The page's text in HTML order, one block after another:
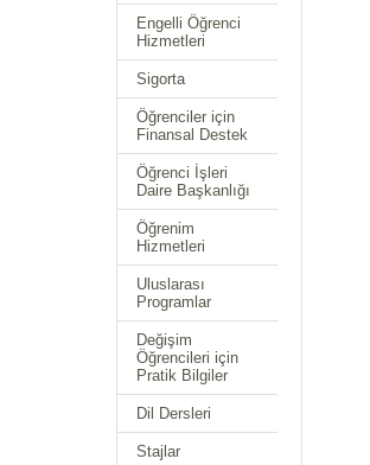
Engelli Öğrenci
Hizmetleri
Sigorta
Öğrenciler için
Finansal Destek
Öğrenci İşleri
Daire Başkanlığı
Öğrenim
Hizmetleri
Uluslarası
Programlar
Değişim
Öğrencileri için
Pratik Bilgiler
Dil Dersleri
Stajlar